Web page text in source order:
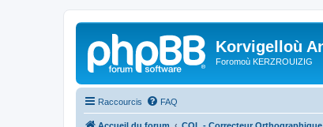
Korvigelloù
Foromoù KERZROUIZIG
Raccourcis FAQ
Accueil du forum COL - Correcteur